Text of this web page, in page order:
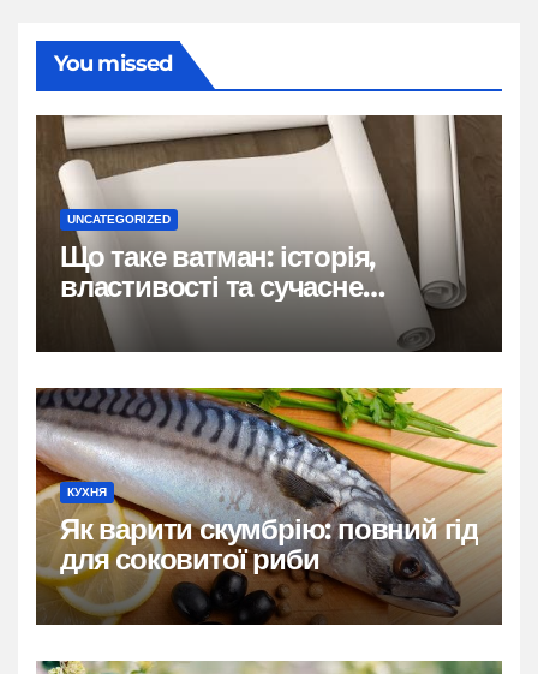
You missed
UNCATEGORIZED
Що таке ватман: історія,
властивості та сучасне
застосування
КУХНЯ
Як варити скумбрію: повний гід
для соковитої риби